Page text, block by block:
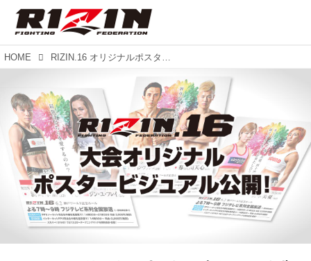
HOME RIZIN.16 オリジナルポスタービジュアルを公開！